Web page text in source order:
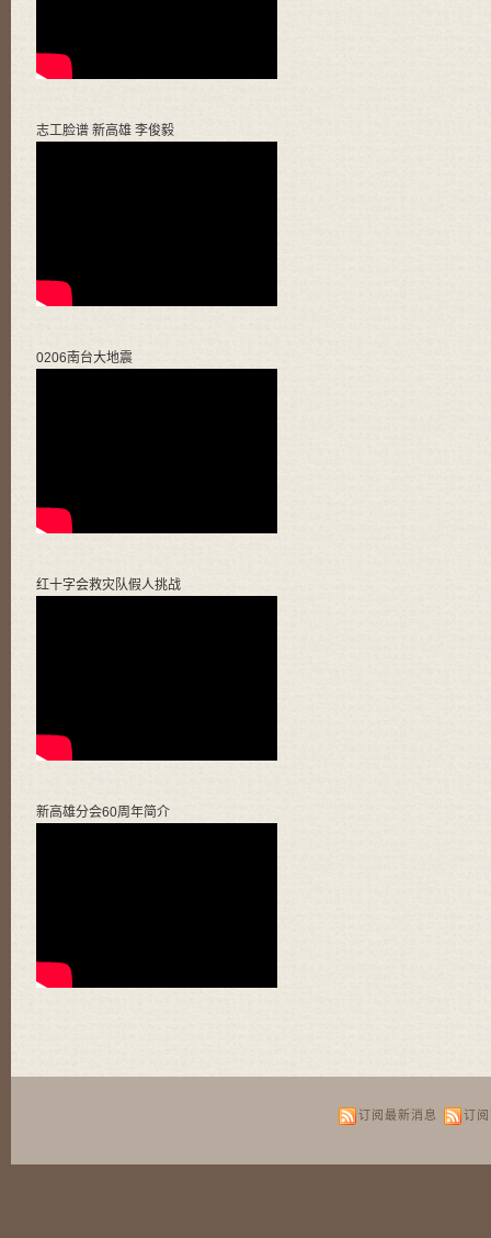
志工脸谱 新高雄 李俊毅
0206南台大地震
红十字会救灾队假人挑战
新高雄分会60周年简介
订阅最新消息 订